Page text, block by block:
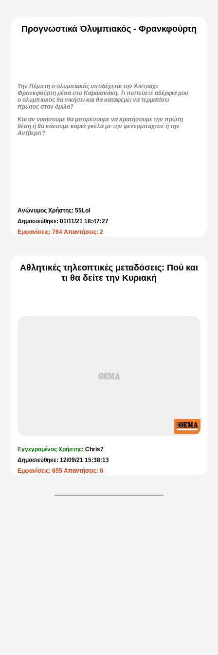
Προγνωστικά Όλυμπιακός - Φρανκφούρτη
Την Πέμπτη ο ολυμπιακός υποδέχεται την Άιντραχτ
Φρανκφούρτη μέσα στο Καραϊσκάκη. Τι πιστεύετε αδέρφια μου
ο ολυμπιακός θα νικήσει και θα καταφέρει να τερματίσει
πρώτος στον όμιλο?
Και αν νικήσουμε θα μπορέσουμε να κρατήσουμε την πρώτη
θέση ή θα κάνουμε καμιά γκέλα με την φενερμπαχτσέ ή την
Αντβερπ?
Ανώνυμος Χρήστης: 55Lol
Δημοσιεύθηκε: 01/11/21 18:47:27
Εμφανίσεις: 764 Απαντήσεις: 2
Αθλητικές τηλεοπτικές μεταδόσεις: Πού και
τι θα δείτε την Κυριακή
Εγγεγραμένος Χρήστης:Chris7
Δημοσιεύθηκε: 12/09/21 15:38:13
Εμφανίσεις: 655 Απαντήσεις: 0